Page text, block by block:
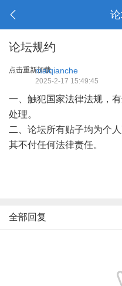
论坛规约
点击重新加载maiqianche
2025-2-17 15:49:45
一、触犯国家法律法规，
处理。
二、论坛所有贴子均为个
其不付任何法律责任。
全部回复